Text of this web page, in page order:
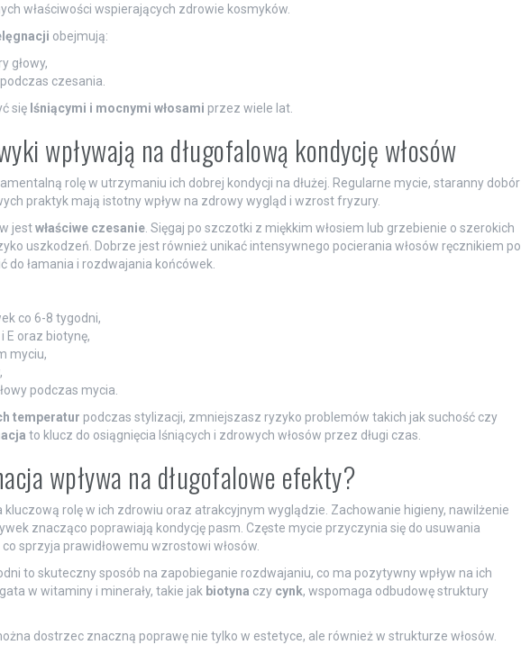
właściwości wspierających zdrowie kosmyków.
obejmują:
głowy,
czesania.
się lśniącymi i mocnymi włosami przez wiele lat.
wpływają na długofalową kondycję włosów
rolę w utrzymaniu ich dobrej kondycji na dłużej. Regularne mycie, staranny dobór
praktyk mają istotny wpływ na zdrowy wygląd i wzrost fryzury.
jestwłaściwe czesanie. Sięgaj po szczotki z miękkim włosiem lub grzebienie o szerokich
uszkodzeń. Dobrze jest również unikać intensywnego pocierania włosów ręcznikiem po
do łamania i rozdwajania końcówek.
co 6-8 tygodni,
i E oraz biotynę,
myciu,
podczas mycia.
temperatur podczas stylizacji, zmniejszasz ryzyko problemów takich jak suchość czy
to klucz do osiągnięcia lśniących i zdrowych włosów przez długi czas.
wpływa na długofalowe efekty?
rolę w ich zdrowiu oraz atrakcyjnym wyglądzie. Zachowanie higieny, nawilżenie
znacząco poprawiają kondycję pasm. Częste mycie przyczynia się do usuwania
sprzyja prawidłowemu wzrostowi włosów.
to skuteczny sposób na zapobieganie rozdwajaniu, co ma pozytywny wpływ na ich
w witaminy i minerały, takie jak biotyna czy cynk, wspomaga odbudowę struktury
dostrzec znaczną poprawę nie tylko w estetyce, ale również w strukturze włosów.